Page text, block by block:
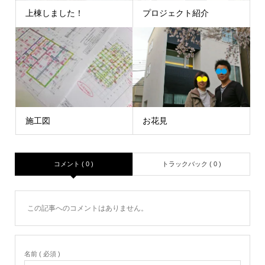
上棟しました！ プロジェクト紹介
施工図 お花見
コメント ( 0 ) トラックバック ( 0 )
この記事へのコメントはありません。
名前 ( 必須 )